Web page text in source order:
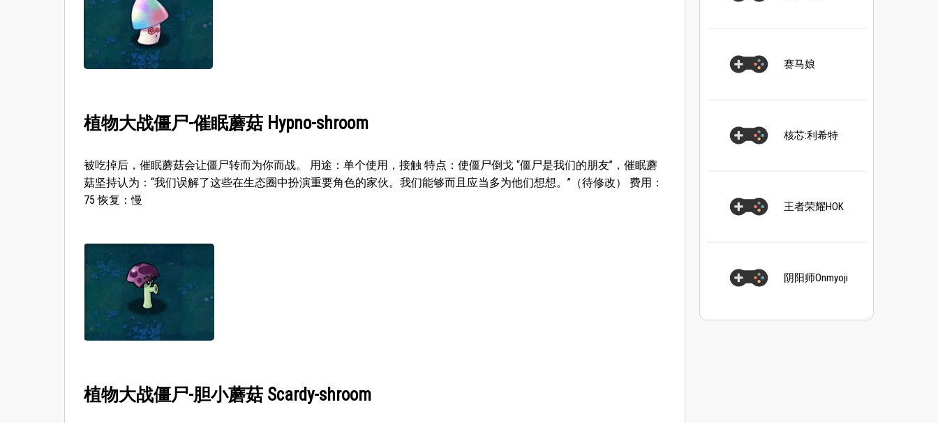
植物大战僵尸-催眠蘑菇 Hypno-shroom
被吃掉后，催眠蘑菇会让僵尸转而为你而战。 用途：单个使用，接触 特点：使僵尸倒戈 “僵尸是我们的朋友”，催眠蘑
菇坚持认为：“我们误解了这些在生态圈中扮演重要角色的家伙。我们能够而且应当多为他们想想。”（待修改） 费用：
75 恢复：慢
植物大战僵尸-胆小蘑菇 Scardy-shroom
赛马娘
核芯:利希特
王者荣耀HOK
阴阳师Onmyoji